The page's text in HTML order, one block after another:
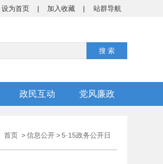
站群导航
设为首页 | 加入收藏 |
政民互动 党风廉政
首页 >信息公开> 5·15政务公开日